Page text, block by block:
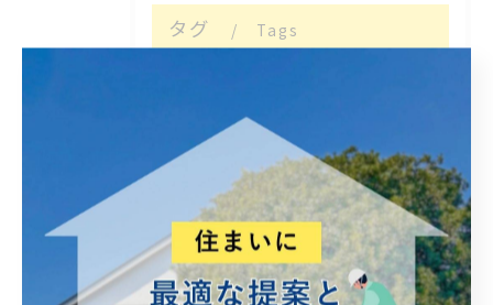
タグ Tags
雨漏れ 火災保険 予算のこと
線状降水帯 現在 営繕
高齢者 やさしい 修理 手直し
屋根 カバー工法 補助金 突然